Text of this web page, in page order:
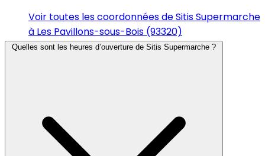
Voir toutes les coordonnées de Sitis Supermarche
à Les Pavillons-sous-Bois (93320)
Quelles sont les heures d’ouverture de Sitis Supermarche ?